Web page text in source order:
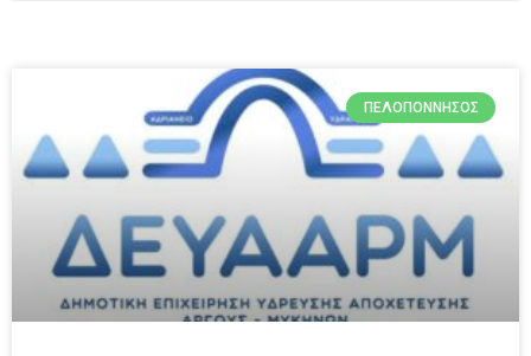
ΠΕΛΟΠΌΝΝΗΣΟΣ